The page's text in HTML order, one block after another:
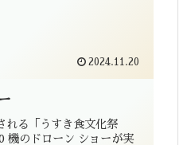
2024.11.20
れる「うすき食文化祭
機のドローン ショーが実